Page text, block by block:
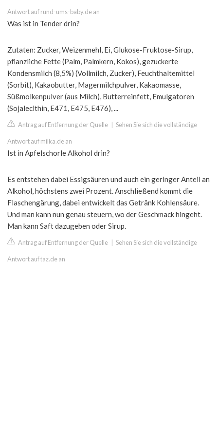
Antwort auf rund-ums-baby.de an
Was ist in Tender drin?
Zutaten: Zucker, Weizenmehl, Ei, Glukose-Fruktose-Sirup,
pflanzliche Fette (Palm, Palmkern, Kokos), gezuckerte
Kondensmilch (8,5%) (Vollmilch, Zucker), Feuchthaltemittel
(Sorbit), Kakaobutter, Magermilchpulver, Kakaomasse,
Süßmolkenpulver (aus Milch), Butterreinfett, Emulgatoren
(Sojalecithin, E471, E475, E476), ...
Antrag auf Entfernung der Quelle Sehen Sie sich die vollständige
Antwort auf milka.de an
Ist in Apfelschorle Alkohol drin?
Es entstehen dabei Essigsäuren und auch ein geringer Anteil an
Alkohol, höchstens zwei Prozent. Anschließend kommt die
Flaschengärung, dabei entwickelt das Getränk Kohlensäure.
Und man kann nun genau steuern, wo der Geschmack hingeht.
Man kann Saft dazugeben oder Sirup.
Antrag auf Entfernung der Quelle Sehen Sie sich die vollständige
Antwort auf taz.de an